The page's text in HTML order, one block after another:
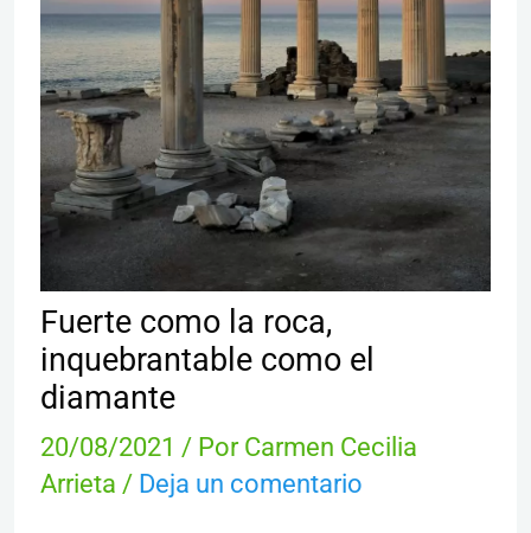
Fuerte como la roca,
inquebrantable como el
diamante
20/08/2021 / Por Carmen Cecilia
Arrieta / Deja un comentario